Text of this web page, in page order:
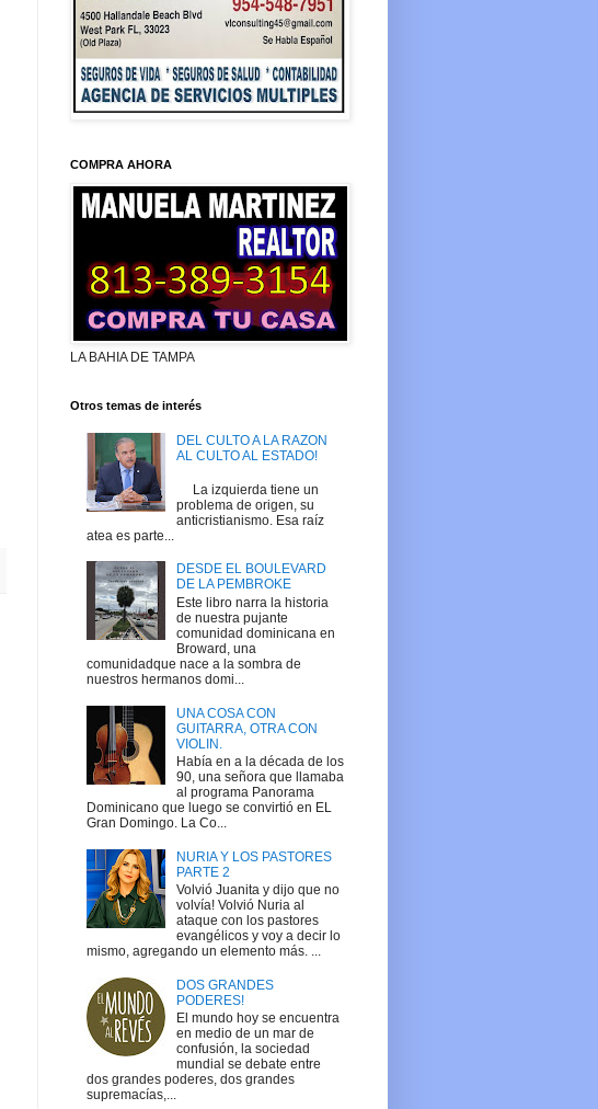
COMPRA AHORA
LA BAHIA DE TAMPA
Otros temas de interés
DEL CULTO A LA RAZON
AL CULTO AL ESTADO!
La izquierda tiene un
problema de origen, su
anticristianismo. Esa raíz
atea es parte...
DESDE EL BOULEVARD
DE LA PEMBROKE
Este libro narra la historia
de nuestra pujante
comunidad dominicana en
Broward, una
comunidadque nace a la sombra de
nuestros hermanos domi...
UNA COSA CON
GUITARRA, OTRA CON
VIOLIN.
Había en a la década de los
90, una señora que llamaba
al programa Panorama
Dominicano que luego se convirtió en EL
Gran Domingo. La Co...
NURIA Y LOS PASTORES
PARTE 2
Volvió Juanita y dijo que no
volvía! Volvió Nuria al
ataque con los pastores
evangélicos y voy a decir lo
mismo, agregando un elemento más. ...
DOS GRANDES
PODERES!
El mundo hoy se encuentra
en medio de un mar de
confusión, la sociedad
mundial se debate entre
dos grandes poderes, dos grandes
supremacías,...